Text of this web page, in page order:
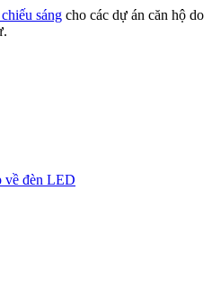
sáng cho các dự án căn hộ do
về đèn LED